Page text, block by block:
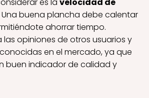
Una buena plancha debe calentar
ahorrar tiempo.
las opiniones de otros usuarios y
en el mercado, ya que
buen indicador de calidad y